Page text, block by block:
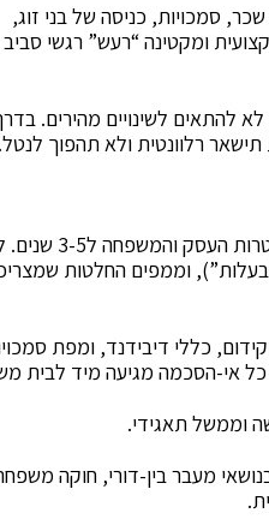
סמכויות, כניסה של בני זוג,
ומקטינה “רעש” רגשי סביב
להתאים לשינויים מהירים.
רלוונטית ולא תהפוך לנטל.
ברוב המקרים מתחילים באבחון: מי בעלי העניין, מה
וממפים החלטות
כללי דיבידנד, ומפת
כל אי-הסכמה מגיעה מיד לבית
וממשל תאגידי.
מעבר בין-דורי, חוקה